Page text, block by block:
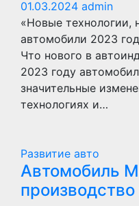
01.03.2024 admin
«Новые
автомобили 2023
Что нового в
2023 году
значительные
технологиях и…
Развитие авто
Автомобиль